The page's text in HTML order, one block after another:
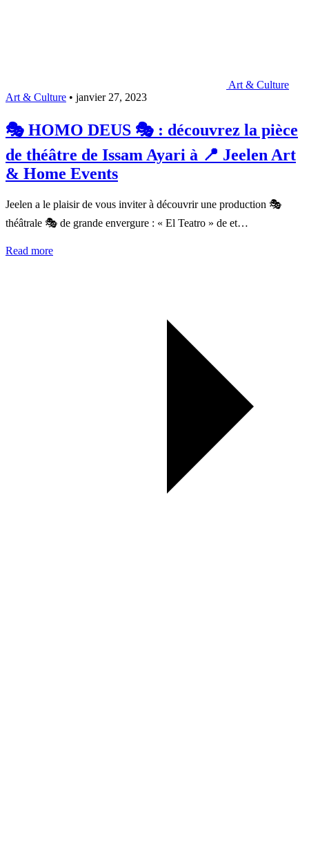
Art & Culture
Art & Culture • janvier 27, 2023
🎭 HOMO DEUS 🎭 : découvrez la pièce
de théâtre de Issam Ayari à 📍 Jeelen Art
& Home Events
Jeelen a le plaisir de vous inviter à découvrir une production 🎭
théâtrale 🎭 de grande envergure : « El Teatro » de et…
Read more